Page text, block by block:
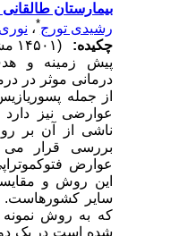
بیمارستان طالقانی
رشیدی تورج *،نوری
چکیده:
پیش زمینه و
درمانی موثر در
از جمله
عوارضی نیز
ناشی از آن بر روی
بررسی قرار می
عوارض
این روش و
سایر کشورهاست.
که به روش نمونه